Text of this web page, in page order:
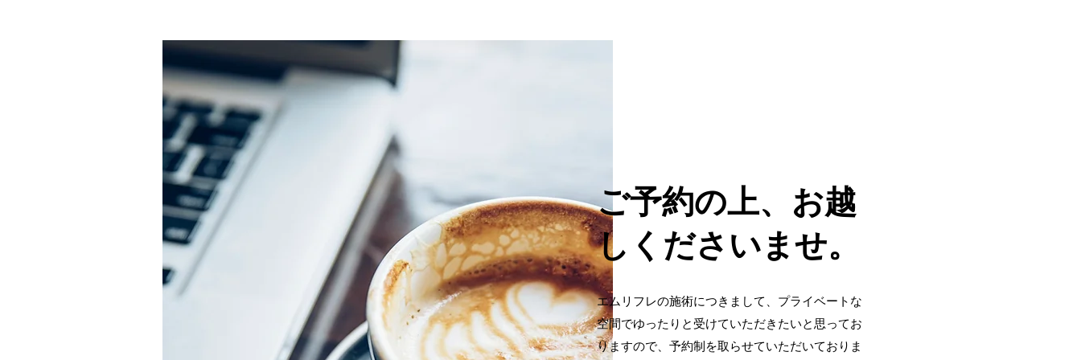
ご予約の上、お越
しくださいませ。
エムリフレの施術につきまして、プライベートな
空間でゆったりと受けていただきたいと思ってお
りますので、予約制を取らせていただいておりま